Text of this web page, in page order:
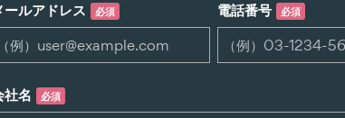
ールアドレス 必須 電話番号 必須
社名 必須